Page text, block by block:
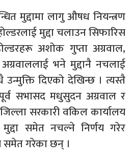
मुद्दामा लागु औषध नियन्त्रण
मुद्दा चलाउन सिफारिस
अशोक गुप्ता अग्रवाल,
भने मुद्दानै नचलाई
उन्मुक्ति दिएको देखिन्छ । त्यस्तै
सभासद मधुसुदन अग्रवाल र
सरकारी वकिल कार्यालय
समेत नचल्ने निर्णय गरेर
समेत गरेका छन् ।